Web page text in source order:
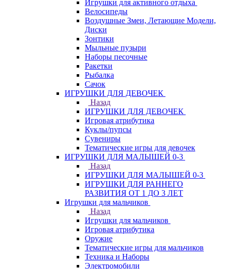
Игрушки для активного отдыха
Велосипеды
Воздушные Змеи, Летающие Модели,
Диски
Зонтики
Мыльные пузыри
Наборы песочные
Ракетки
Рыбалка
Сачок
ИГРУШКИ ДЛЯ ДЕВОЧЕК
Назад
ИГРУШКИ ДЛЯ ДЕВОЧЕК
Игровая атрибутика
Куклы/пупсы
Сувениры
Тематические игры для девочек
ИГРУШКИ ДЛЯ МАЛЫШЕЙ 0-3
Назад
ИГРУШКИ ДЛЯ МАЛЫШЕЙ 0-3
ИГРУШКИ ДЛЯ РАННЕГО
РАЗВИТИЯ ОТ 1 ДО 3 ЛЕТ
Игрушки для мальчиков
Назад
Игрушки для мальчиков
Игровая атрибутика
Оружие
Тематические игры для мальчиков
Техника и Наборы
Электромобили